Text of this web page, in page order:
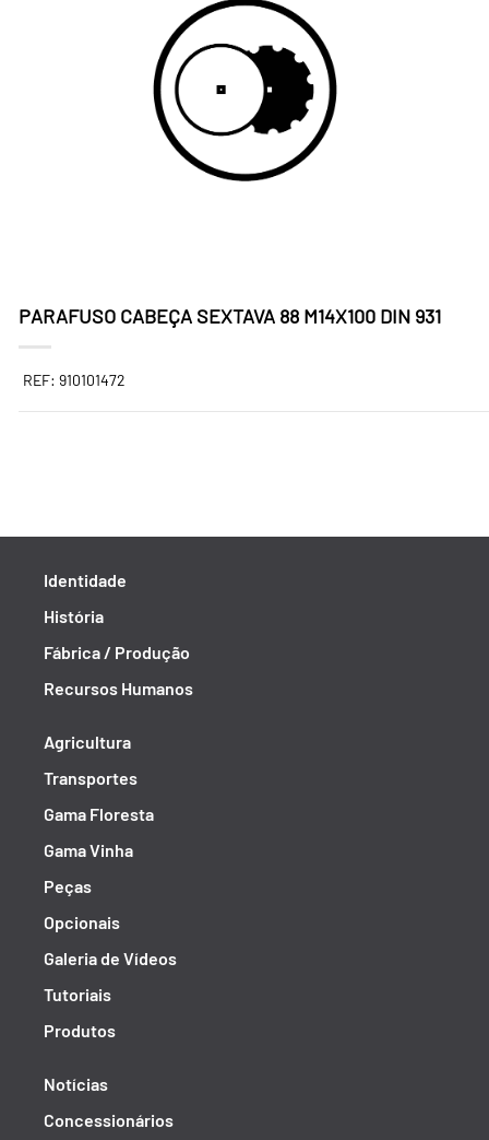
PARAFUSO CABEÇA SEXTAVA 88 M14X100 DIN 931
REF: 910101472
Identidade
História
Fábrica / Produção
Recursos Humanos
Agricultura
Transportes
Gama Floresta
Gama Vinha
Peças
Opcionais
Galeria de Vídeos
Tutoriais
Produtos
Notícias
Concessionários